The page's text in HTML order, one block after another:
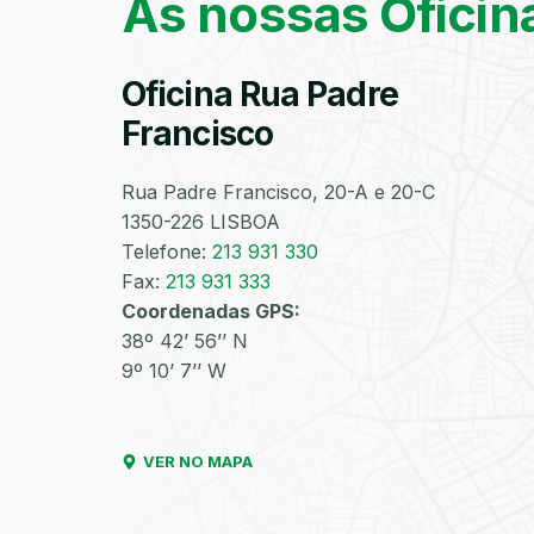
As nossas
Oficina Rua Padre
Francisco
Rua Padre Francisco, 20-A e 20-C
1350-226 LISBOA
Telefone: 213 931 330
Fax: 213 931 333
Coordenadas GPS:
38º 42’ 56’’ N
9º 10’ 7’’ W
VER NO MAPA